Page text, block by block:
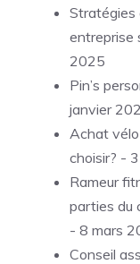
Stratégies
entreprise
2025
Pin’s
janvier
Achat
choisir? -
Rameur
parties du
- 8 mars
Conseil